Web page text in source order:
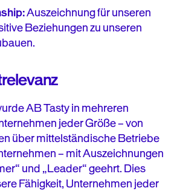
Auszeichnung für unseren
Beziehungen zu unseren
AB Tasty in mehreren
jeder Größe – von
über mittelständische Betriebe
– mit Auszeichnungen
und „Leader“ geehrt. Dies
Fähigkeit, Unternehmen jeder